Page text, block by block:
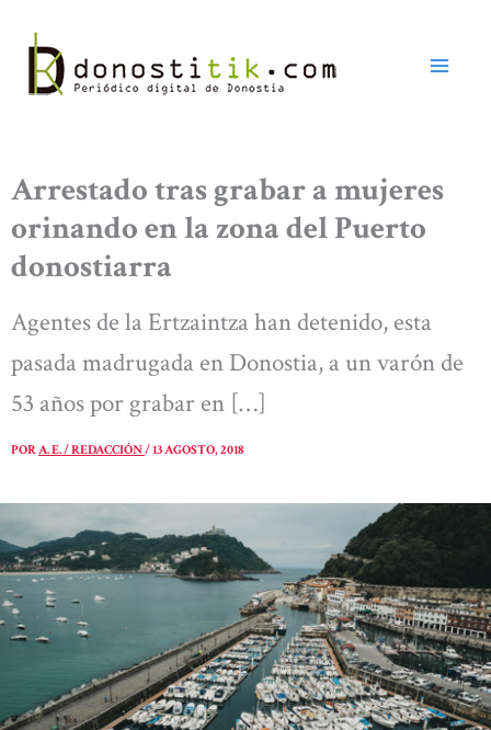
contenido
Arrestado tras grabar a mujeres
orinando en la zona del Puerto
donostiarra
Agentes de la Ertzaintza han detenido, esta
pasada madrugada en Donostia, a un varón de
53 años por grabar en […]
PORA. E. / REDACCIÓN/13 AGOSTO, 2018